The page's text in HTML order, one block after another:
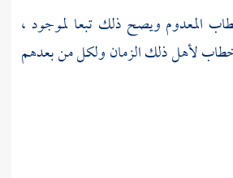
المعدوم ويصح ذلك تبعا لموجود ،
خطاب لأهل ذلك الزمان ولكل من بعدهم